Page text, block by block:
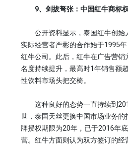
9、剑拔弩张：中国红牛商标权
公开资料显示，泰国红牛创始
实际经营者严彬的合作始于1995
红牛公司。此后，红牛在广告营销
名度持续提升，最高时1年销售额
性饮料市场头把交椅。
这种良好的态势一直持续到
世，泰国天丝更换中国市场业务的
牌授权期限为20年，已于2016年
营。红牛方面则认为双方签订的经